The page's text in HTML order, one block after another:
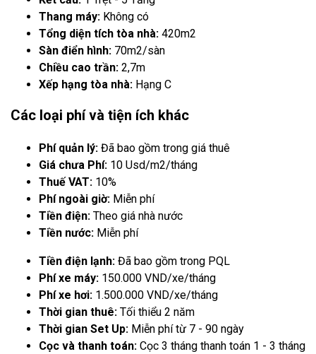
Thang máy: Không có
Tổng diện tích tòa nhà: 420m2
Sàn điển hình: 70m2/sàn
Chiều cao trần: 2,7m
Xếp hạng tòa nhà: Hạng C
Các loại phí và tiện ích khác
Phí quản lý: Đã bao gồm trong giá thuê
Giá chưa Phí: 10 Usd/m2/tháng
Thuế VAT: 10%
Phí ngoài giờ: Miễn phí
Tiền điện: Theo giá nhà nước
Tiền nước: Miễn phí
Tiền điện lạnh: Đã bao gồm trong PQL
Phí xe máy: 150.000 VND/xe/tháng
Phí xe hơi: 1.500.000 VND/xe/tháng
Thời gian thuê: Tối thiểu 2 năm
Thời gian Set Up: Miễn phí từ 7 - 90 ngày
Cọc và thanh toán: Cọc 3 tháng thanh toán 1 - 3 tháng